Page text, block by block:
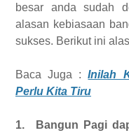
besar anda sudah
alasan kebiasaan
sukses. Berikut ini
Baca Juga :Inilah
Perlu Kita Tiru
1.
Bangun Pagi